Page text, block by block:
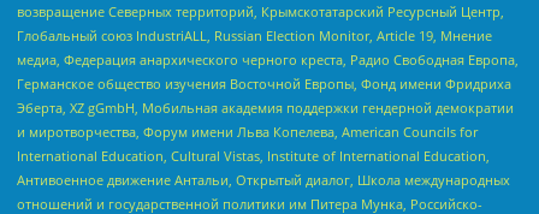
возвращение Северных территорий, Крымскотатарский Ресурсный Центр,
Глобальный союз IndustriALL, Russian Election Monitor, Article 19, Мнение
медиа, Федерация анархического черного креста, Радио Свободная Европа,
Германское общество изучения Восточной Европы, Фонд имени Фридриха
Эберта, XZ gGmbH, Мобильная академия поддержки гендерной демократии
и миротворчества, Форум имени Льва Копелева, American Councils for
International Education, Cultural Vistas, Institute of International Education,
Антивоенное движение Антальи, Открытый диалог, Школа международных
отношений и государственной политики им Питера Мунка, Российско-